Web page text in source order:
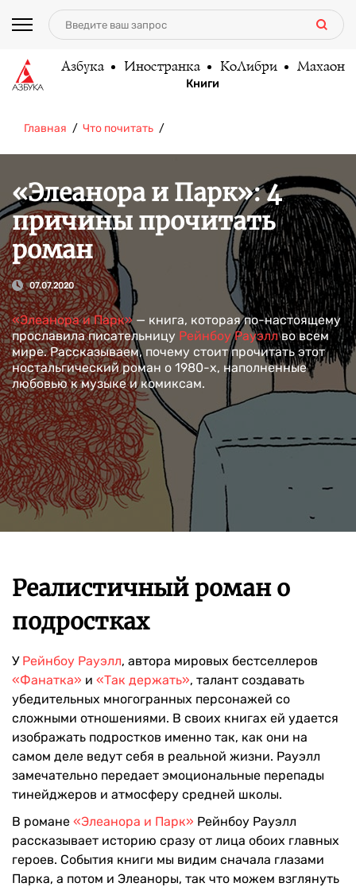
Азбука Иностранка КоЛибри Махаон
Книги
Главная Что почитать
«Элеанора и Парк»: 4
причины прочитать
роман
07.07.2020
«Элеанора и Парк»— книга, которая по-настоящему
прославила писательницу Рейнбоу Рауэллво всем
мире. Рассказываем, почему стоит прочитать этот
ностальгический роман о 1980-х, наполненные
любовью к музыке и комиксам.
Реалистичный роман о
подростках
У Рейнбоу Рауэлл, автора мировых бестселлеров
«Фанатка» и «Так держать», талант создавать
убедительных многогранных персонажей со
сложными отношениями. В своих книгах ей удается
изображать подростков именно так, как они на
самом деле ведут себя в реальной жизни. Рауэлл
замечательно передает эмоциональные перепады
тинейджеров и атмосферу средней школы.
В романе «Элеанора и Парк» Рейнбоу Рауэлл
рассказывает историю сразу от лица обоих главных
героев. События книги мы видим сначала глазами
Парка, а потом и Элеаноры, так что можем взглянуть